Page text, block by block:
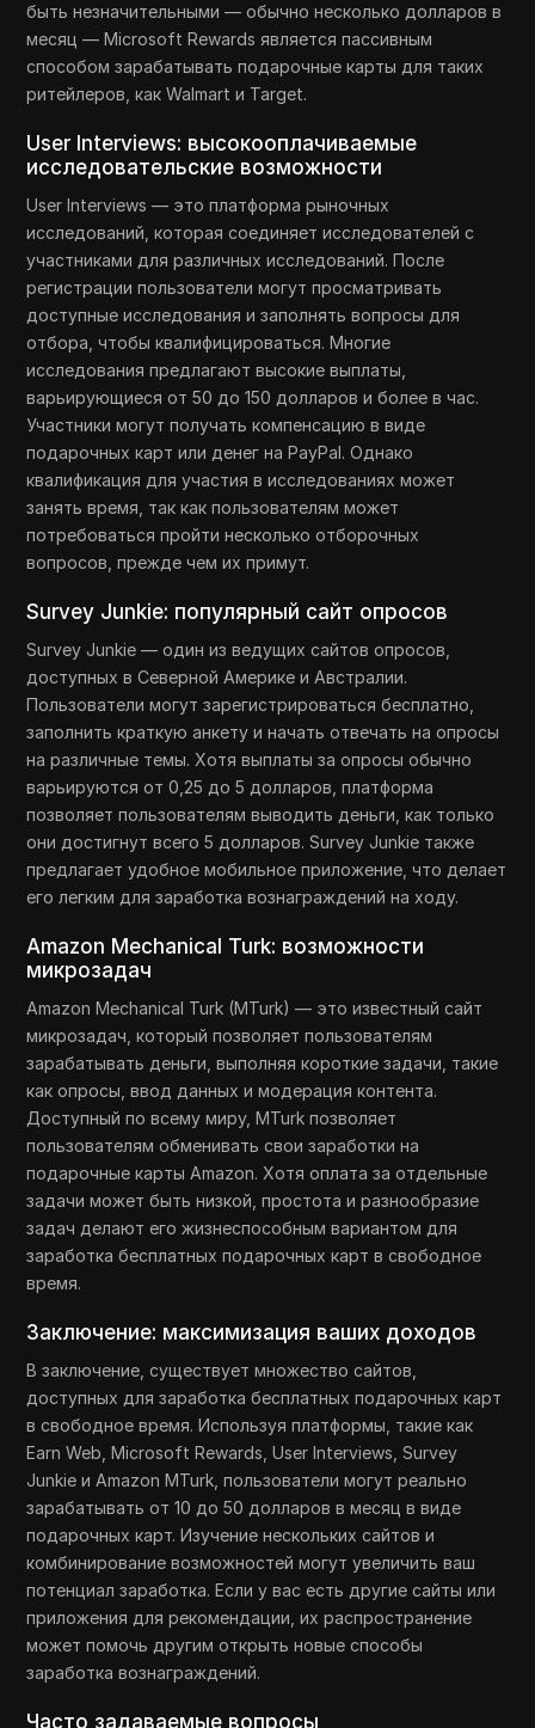
быть незначительными — обычно несколько долларов в
месяц — Microsoft Rewards является пассивным
способом зарабатывать подарочные карты для таких
ритейлеров, как Walmart и Target.
User Interviews: высокооплачиваемые
исследовательские возможности
User Interviews — это платформа рыночных
исследований, которая соединяет исследователей с
участниками для различных исследований. После
регистрации пользователи могут просматривать
доступные исследования и заполнять вопросы для
отбора, чтобы квалифицироваться. Многие
исследования предлагают высокие выплаты,
варьирующиеся от 50 до 150 долларов и более в час.
Участники могут получать компенсацию в виде
подарочных карт или денег на PayPal. Однако
квалификация для участия в исследованиях может
занять время, так как пользователям может
потребоваться пройти несколько отборочных
вопросов, прежде чем их примут.
Survey Junkie: популярный сайт опросов
Survey Junkie — один из ведущих сайтов опросов,
доступных в Северной Америке и Австралии.
Пользователи могут зарегистрироваться бесплатно,
заполнить краткую анкету и начать отвечать на опросы
на различные темы. Хотя выплаты за опросы обычно
варьируются от 0,25 до 5 долларов, платформа
позволяет пользователям выводить деньги, как только
они достигнут всего 5 долларов. Survey Junkie также
предлагает удобное мобильное приложение, что делает
его легким для заработка вознаграждений на ходу.
Amazon Mechanical Turk: возможности
микрозадач
Amazon Mechanical Turk (MTurk) — это известный сайт
микрозадач, который позволяет пользователям
зарабатывать деньги, выполняя короткие задачи, такие
как опросы, ввод данных и модерация контента.
Доступный по всему миру, MTurk позволяет
пользователям обменивать свои заработки на
подарочные карты Amazon. Хотя оплата за отдельные
задачи может быть низкой, простота и разнообразие
задач делают его жизнеспособным вариантом для
заработка бесплатных подарочных карт в свободное
время.
Заключение: максимизация ваших доходов
В заключение, существует множество сайтов,
доступных для заработка бесплатных подарочных карт
в свободное время. Используя платформы, такие как
Earn Web, Microsoft Rewards, User Interviews, Survey
Junkie и Amazon MTurk, пользователи могут реально
зарабатывать от 10 до 50 долларов в месяц в виде
подарочных карт. Изучение нескольких сайтов и
комбинирование возможностей могут увеличить ваш
потенциал заработка. Если у вас есть другие сайты или
приложения для рекомендации, их распространение
может помочь другим открыть новые способы
заработка вознаграждений.
Часто задаваемые вопросы